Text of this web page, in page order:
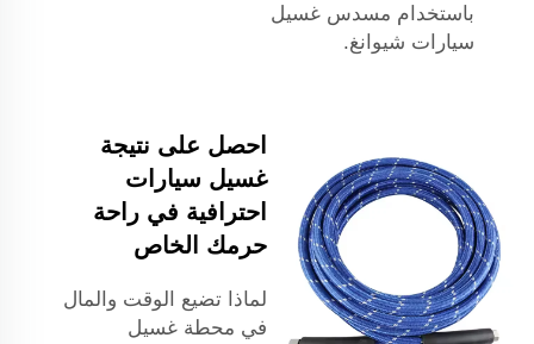
باستخدام مسدس غسيل
سيارات شيوانغ.
احصل على نتيجة
غسيل سيارات
احترافية في راحة
حرمك الخاص
لماذا تضيع الوقت والمال
في محطة غسيل